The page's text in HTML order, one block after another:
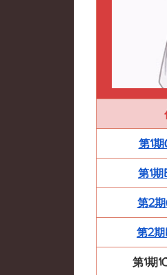
第1
第1
第2
第2
第1期